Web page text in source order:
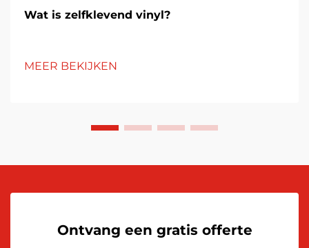
Wat is zelfklevend vinyl?
MEER BEKIJKEN
Ontvang een gratis offerte